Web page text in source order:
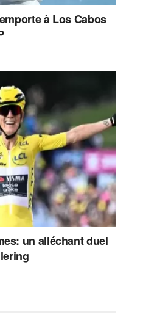
à Los Cabos
un alléchant duel